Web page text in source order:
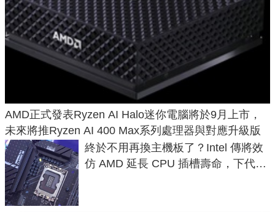
AMD正式發表Ryzen AI Halo迷你電腦將於9月上市，
未來將推Ryzen AI 400 Max系列處理器與對應升級版
終於不用再換主機板了？Intel 傳將效
仿 AMD 延長 CPU 插槽壽命，下代